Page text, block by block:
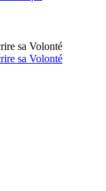
sa Volonté
sa Volonté